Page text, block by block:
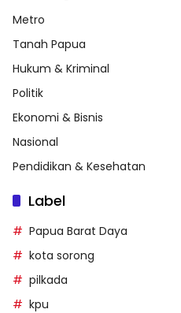
Metro
Tanah Papua
Hukum & Kriminal
Politik
Ekonomi & Bisnis
Nasional
Pendidikan & Kesehatan
Label
Papua Barat Daya
kota sorong
pilkada
kpu